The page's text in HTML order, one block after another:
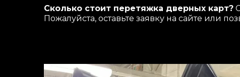
Сколько стоит перетяжка дверных карт?
Пожалуйста, оставьте заявку на сайте или